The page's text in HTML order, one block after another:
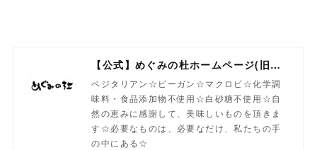
【公式】めぐみの杜ホームページ(旧自然食工房）
ベジタリアン☆ビーガン☆マクロビ☆化学調
味料・食品添加物不使用☆白砂糖不使用☆自
然の恵みに感謝して、美味しいものを頂きま
す☆必要なものは、必要なだけ、私たちの手
の中にある☆